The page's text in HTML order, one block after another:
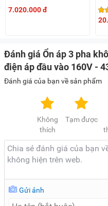
7.020.000 đ
Đánh giá Ổn áp 3 pha
điện áp đầu vào 160V -
Đánh giá của bạn về sản phẩm
Tạm được
Không
thích
Gửi ảnh